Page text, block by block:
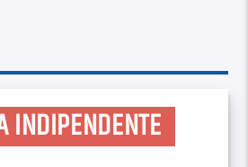
INDIPENDENTE